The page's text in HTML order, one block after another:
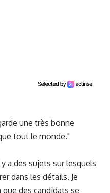
une très bonne
tout le monde."
a des sujets sur lesquels
dans les détails. Je
que des candidats se